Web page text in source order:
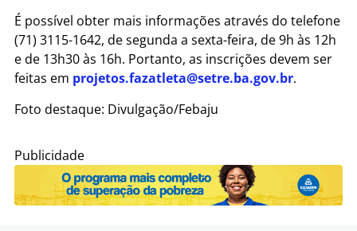
É possível obter mais informações através do telefone
(71) 3115-1642, de segunda a sexta-feira, de 9h às 12h
e de 13h30 às 16h. Portanto, as inscrições devem ser
feitas em projetos.fazatleta@setre.ba.gov.br.
Foto destaque: Divulgação/Febaju
Publicidade